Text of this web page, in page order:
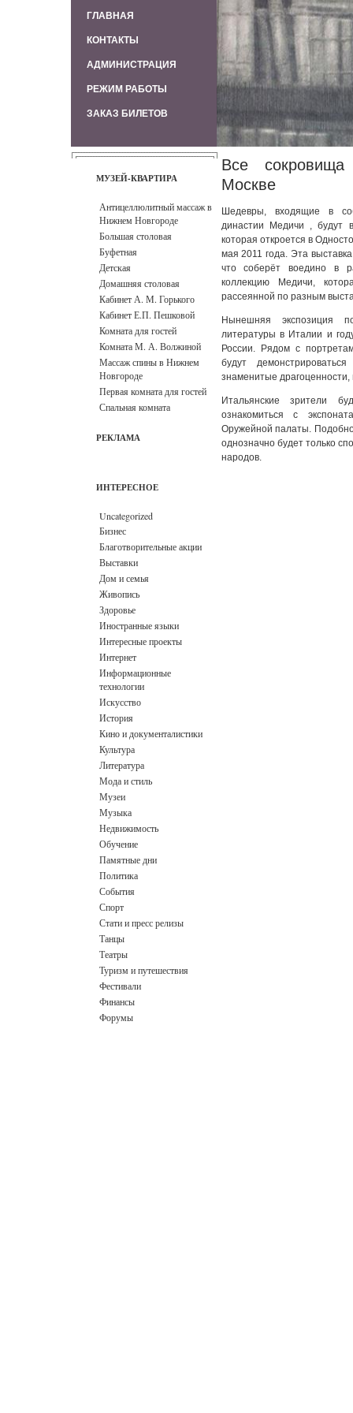
ГЛАВНАЯ
КОНТАКТЫ
АДМИНИСТРАЦИЯ
РЕЖИМ РАБОТЫ
ЗАКАЗ БИЛЕТОВ
МУЗЕЙ-КВАРТИРА
Антицеллюлитный массаж в
Нижнем Новгороде
Большая столовая
Буфетная
Детская
Домашняя столовая
Кабинет А. М. Горького
Кабинет Е.П. Пешковой
Комната для гостей
Комната М. А. Волжиной
Массаж спины в Нижнем
Новгороде
Первая комната для гостей
Спальная комната
РЕКЛАМА
ИНТЕРЕСНОЕ
Uncategorized
Бизнес
Благотворительные акции
Выставки
Дом и семья
Живопись
Здоровье
Иностранные языки
Интересные проекты
Интернет
Информационные
технологии
Искусство
История
Кино и документалистики
Культура
Литература
Мода и стиль
Музеи
Музыка
Недвижимость
Обучение
Памятные дни
Политика
События
Спорт
Стати и пресс релизы
Танцы
Театры
Туризм и путешествия
Фестивали
Финансы
Форумы
Все
Москве
Шедевры, входящие в
династии Медичи , будут
которая откроется в
мая 2011 года. Эта
что соберёт воедино в
коллекцию Медичи,
рассеянной по разным
Нынешняя экспозиция
литературы в Италии и
России. Рядом с
будут
знаменитые
Итальянские зрители
ознакомиться с
Оружейной палаты.
однозначно будет только
народов.